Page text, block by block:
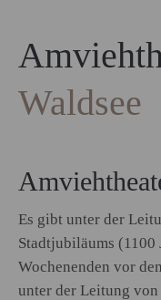
Waldsee
Es gibt unter der
Stadtjubiläums
Wochenenden vor
unter der Leitung